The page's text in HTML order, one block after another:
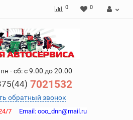
0 0
пн - сб: с 9.00 до 20.00
7021532
обратный звонок
24/7 Email: ooo_dnn@mail.ru